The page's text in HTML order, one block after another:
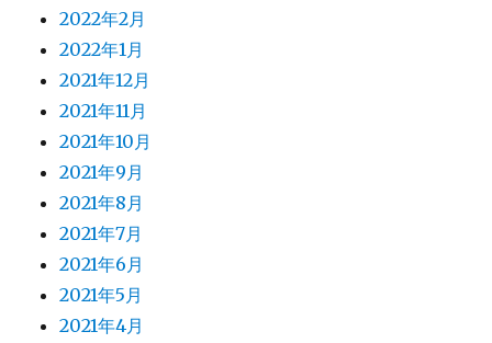
2022年2月
2022年1月
2021年12月
2021年11月
2021年10月
2021年9月
2021年8月
2021年7月
2021年6月
2021年5月
2021年4月